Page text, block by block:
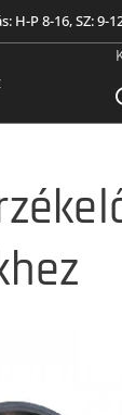
H-P 8-16, SZ: 9-